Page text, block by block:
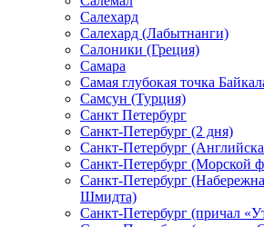
Салехард
Салехард (Лабытнанги)
Салоники (Греция)
Самара
Самая глубокая точка
Самсун (Турция)
Санкт Петербург
Санкт-Петербург (2 дня)
Санкт-Петербург
Санкт-Петербург (Морской
Санкт-Петербург
Шмидта)
Санкт-Петербург (причал